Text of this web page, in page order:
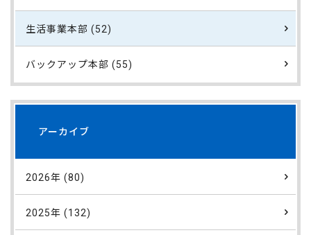
生活事業本部 (52)
バックアップ本部 (55)
アーカイブ
2026年 (80)
2025年 (132)